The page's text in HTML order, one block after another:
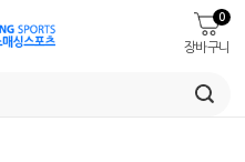
장바구니
0